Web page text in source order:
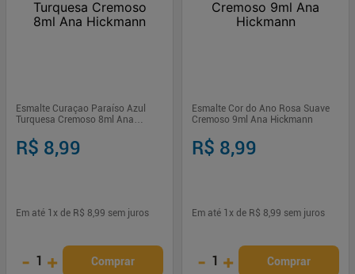
Esmalte Curaçao Paraíso Azul
Turquesa Cremoso 8ml Ana
R$ 8,99
Em até 1 x de R$ 8,99 sem juros
- 1 + Comprar
Esmalte Cor do Ano Rosa Suave
Cremoso 9ml Ana Hickmann
R$ 8,99
Em até 1 x de R$ 8,99 sem juros
- 1 + Comprar